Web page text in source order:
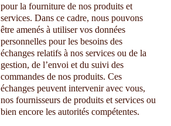
pour la fourniture de nos produits et
services. Dans ce cadre, nous pouvons
être amenés à utiliser vos données
personnelles pour les besoins des
échanges relatifs à nos services ou de la
gestion, de l’envoi et du suivi des
commandes de nos produits. Ces
échanges peuvent intervenir avec vous,
nos fournisseurs de produits et services ou
bien encore les autorités compétentes.